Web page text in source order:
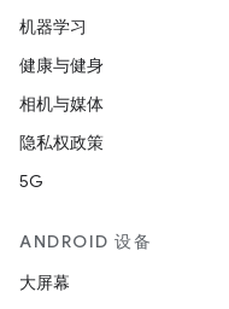
机器学习
健康与健身
相机与媒体
隐私权政策
5G
ANDROID 设备
大屏幕